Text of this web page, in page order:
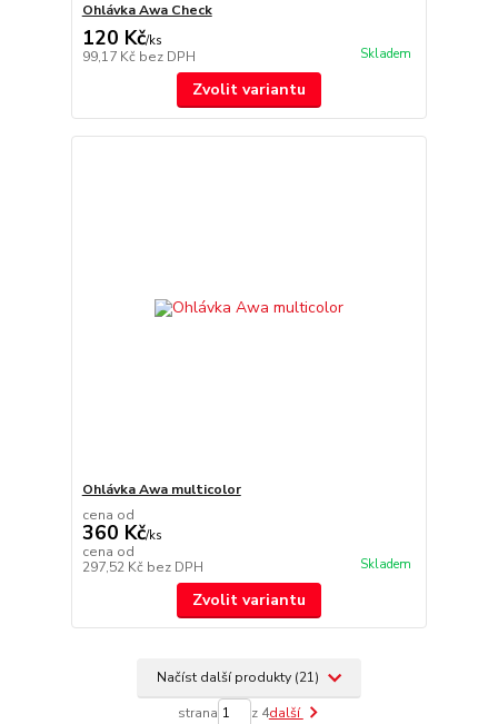
Ohlávka Awa Check
120 Kč/ks
99,17 Kč bez DPH Skladem
Zvolit variantu
Ohlávka Awa multicolor
cena od
360 Kč/ks
cena od
297,52 Kč bez DPH Skladem
Zvolit variantu
Načíst další produkty (21)
strana z 4další